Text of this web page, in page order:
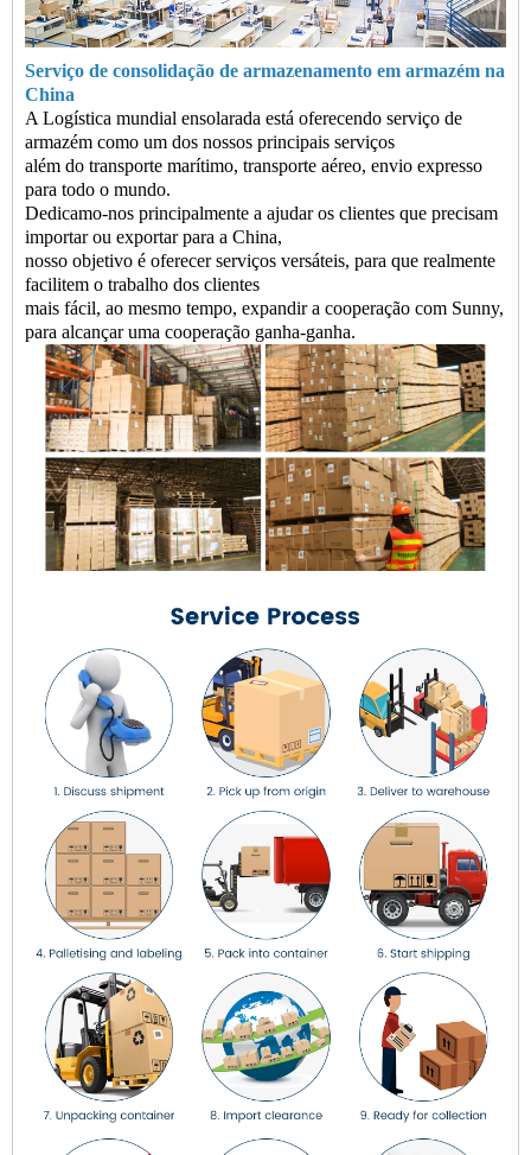
Serviço de consolidação de armazenamento em armazém na
China
A Logística mundial ensolarada está oferecendo serviço de
armazém como um dos nossos principais serviços
além do transporte marítimo, transporte aéreo, envio expresso
para todo o mundo.
Dedicamo-nos principalmente a ajudar os clientes que precisam
importar ou exportar para a China,
nosso objetivo é oferecer serviços versáteis, para que realmente
facilitem o trabalho dos clientes
mais fácil, ao mesmo tempo, expandir a cooperação com Sunny,
para alcançar uma cooperação ganha-ganha.